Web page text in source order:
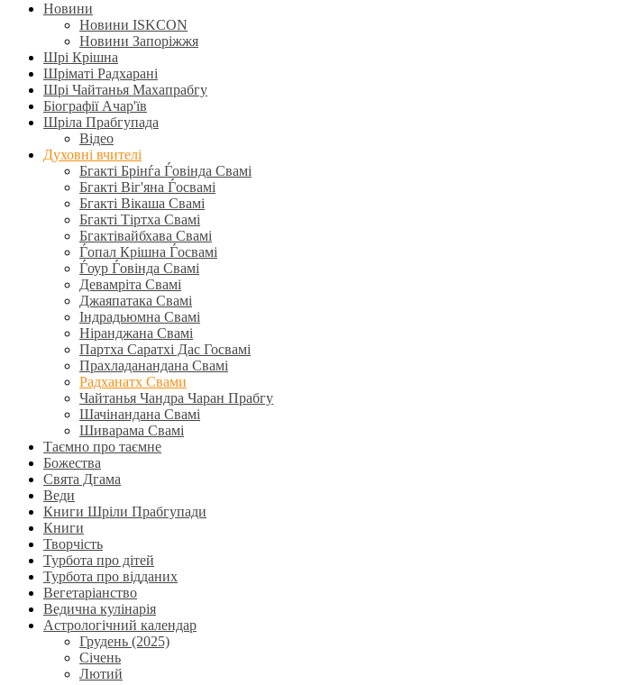
Новини
Новини ISKCON
Новини Запоріжжя
Шрі Крішна
Шріматі Радхарані
Шрі Чайтанья Махапрабгу
Біографії Ачар'їв
Шріла Прабгупада
Відео
Духовні вчителі
Бгакті Брінѓа Ѓовінда Свамі
Бгакті Віг'яна Ѓосвамі
Бгакті Вікаша Свамі
Бгакті Тіртха Свамі
Бгактівайбхава Свамі
Ѓопал Крішна Ѓосвамі
Ѓоур Ѓовінда Свамі
Девамріта Свамі
Джаяпатака Свамі
Індрадьюмна Свамі
Ніранджана Свамі
Партха Саратхі Дас Госвамі
Прахладанандана Свамі
Радханатх Свами
Чайтанья Чандра Чаран Прабгу
Шачінандана Свамі
Шиварама Свамі
Таємно про таємне
Божества
Свята Дгама
Веди
Книги Шріли Прабгупади
Книги
Творчість
Турбота про дітей
Турбота про відданих
Вегетаріанство
Ведична кулінарія
Астрологічний календар
Грудень (2025)
Січень
Лютий